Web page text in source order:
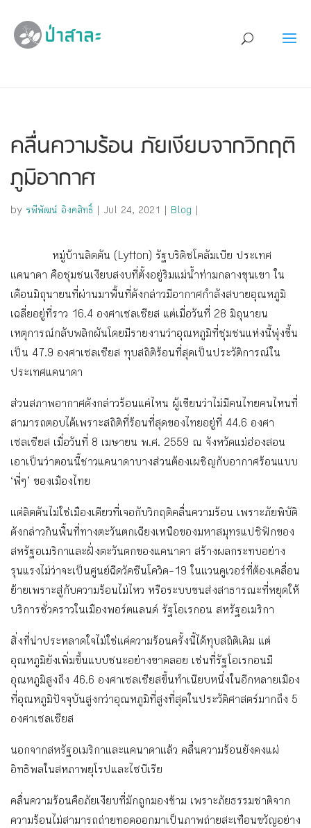
คลื่นความร้อน ภัยเงียบจากวิกฤติ
ภูมิอากาศ
by รพีพัฒน์ อิงคสิทธิ์ Jul 24, 2021 Blog
หมู่บ้านลิตตัน (Lytton) รัฐบริติชโคลัมเบีย ประเทศ
แคนาดา คือชุมชนเงียบสงบที่ตั้งอยู่ริมแม่น้ำท่ามกลางขุนเขา ใน
เดือนมิถุนายนที่ผ่านมาพื้นที่ดังกล่าวมีอากาศกำลังสบายอุณหภูมิ
เฉลี่ยอยู่ที่ราว 16.4 องศาเซลเซียส แต่เมื่อวันที่ 28 มิถุนายน
เหตุการณ์กลับพลิกผันโดยมีรายงานว่าอุณหภูมิที่ชุมชนแห่งนี้พุ่งขึ้น
เป็น 47.9 องศาเซลเซียส ทุบสถิติร้อนที่สุดเป็นประวัติการณ์ใน
ประเทศแคนาดา
ส่วนสภาพอากาศดังกล่าวร้อนแค่ไหน ผู้เขียนว่าไม่มีคนไทยคนไหนที่
สามารถตอบได้เพราะสถิติที่ร้อนที่สุดของไทยอยู่ที่ 44.6 องศา
เซลเซียส เมื่อวันที่ 8 เมษายน พ.ศ. 2559 ณ จังหวัดแม่ฮ่องสอน
เอาเป็นว่าตอนนี้ชาวแคนาดาบางส่วนต้องเผชิญกับอากาศร้อนแบบ
‘พี่ๆ’ ของเมืองไทย
แต่ลิตตันไม่ใช่เมืองเดียวที่เจอกับวิกฤติคลื่นความร้อน เพราะภัยพิบัติ
ดังกล่าวกินพื้นที่ทางตะวันตกเฉียงเหนือของมหาสมุทรแปซิฟิกของ
สหรัฐอเมริกาและฝั่งตะวันตกของแคนาดา สร้างผลกระทบอย่าง
รุนแรงไม่ว่าจะเป็นศูนย์ฉีดวัคซีนโควิด-19 ในแวนคูเวอร์ที่ต้องเคลื่อน
ย้ายเพราะสู่กับความร้อนไม่ไหว หรือระบบขนส่งสาธารณะที่หยุดให้
บริการชั่วคราวในเมืองพอร์ตแลนด์ รัฐโอเรกอน สหรัฐอเมริกา
สิ่งที่น่าประหลาดใจไม่ใช่แค่ความร้อนครั้งนี้ได้ทุบสถิติเดิม แต่
อุณหภูมิยังเพิ่มขึ้นแบบชนะอย่างขาดลอย เช่นที่รัฐโอเรกอนมี
อุณหภูมิสูงถึง 46.6 องศาเซลเซียสขึ้นทำเนียบหนึ่งในอีกหลายเมือง
ที่อุณหภูมิปัจจุบันสูงกว่าอุณหภูมิที่สูงที่สุดในประวัติศาสตร์มากถึง 5
องศาเซลเซียส
นอกจากสหรัฐอเมริกาและแคนาดาแล้ว คลื่นความร้อนยังคงแผ่
อิทธิพลในสหภาพยุโรปและไซบีเรีย
คลื่นความร้อนคือภัยเงียบที่มักถูกมองข้าม เพราะภัยธรรมชาติจาก
ความร้อนไม่สามารถถ่ายทอดออกมาเป็นภาพถ่ายสะเทือนขวัญอย่าง